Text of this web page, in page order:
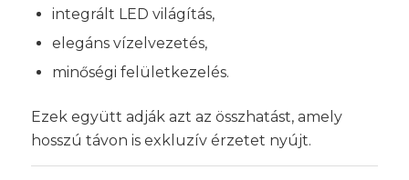
integrált LED világítás,
elegáns vízelvezetés,
minőségi felületkezelés.
Ezek együtt adják azt az összhatást, amely
hosszú távon is exkluzív érzetet nyújt.